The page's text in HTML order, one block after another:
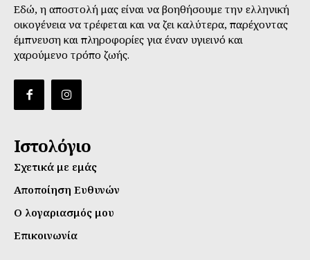
Εδώ, η αποστολή μας είναι να βοηθήσουμε την ελληνική
οικογένεια να τρέφεται και να ζει καλύτερα, παρέχοντας
έμπνευση και πληροφορίες για έναν υγιεινό και
χαρούμενο τρόπο ζωής.
Ιστολόγιο
Σχετικά με εμάς
Αποποίηση Ευθυνών
Ο λογαριασμός μου
Επικοινωνία